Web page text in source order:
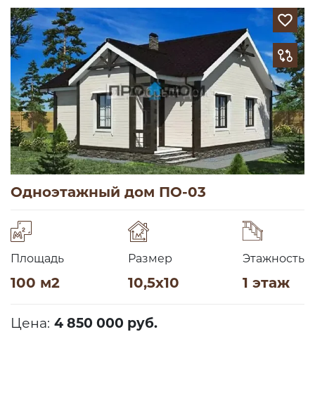
Одноэтажный дом ПО-03
Площадь
100 м2
Размер
10,5х10
Этажность
1 этаж
Цена: 4 850 000 руб.